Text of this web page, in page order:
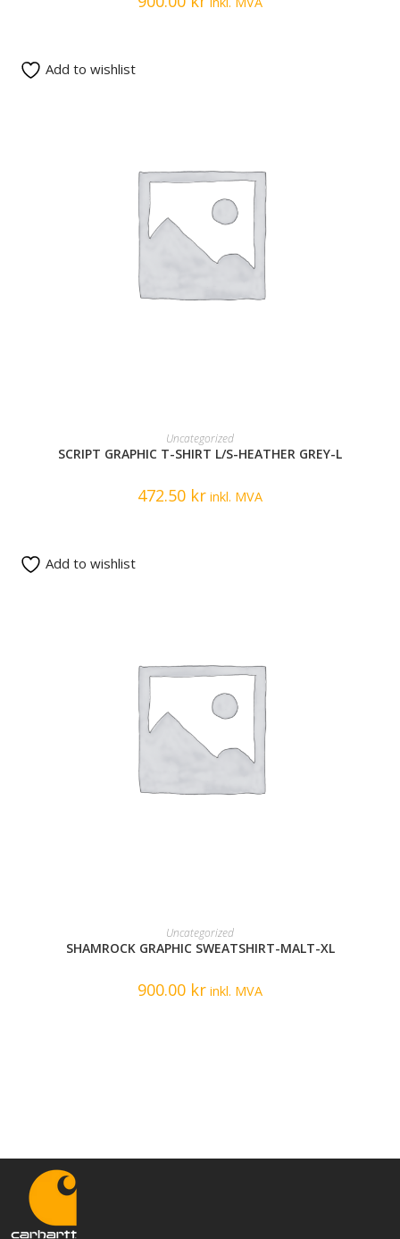
READ MORE
Uncategorized
SCRIPT GRAPHIC T-SHIRT L/S-HEATHER GREY-L
472.50 kr inkl. MVA
Add to wishlist
READ MORE
Uncategorized
SHAMROCK GRAPHIC SWEATSHIRT-MALT-XL
900.00 kr inkl. MVA
Add to wishlist